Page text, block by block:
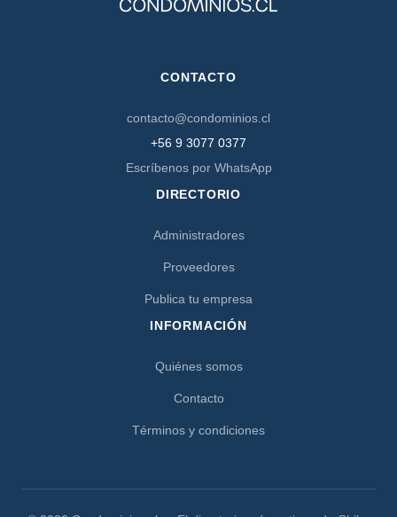
CONTACTO
contacto@condominios.cl
+56 9 3077 0377
Escríbenos por WhatsApp
DIRECTORIO
Administradores
Proveedores
Publica tu empresa
INFORMACIÓN
Quiénes somos
Contacto
Términos y condiciones